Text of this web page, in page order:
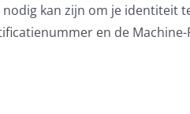
kan zijn om je identiteit
en de